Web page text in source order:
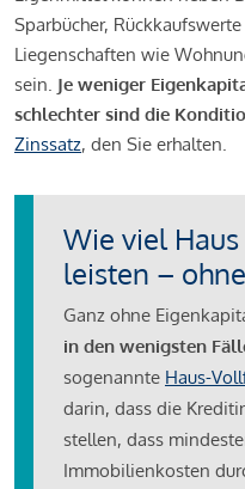
Sparbücher,
Liegenschaften wie
sein. Je weniger
schlechter sind die
Zinssatz, den Sie erhalten.
Wie viel
leisten –
Ganz ohne
in den wenigsten
sogenannte Haus-
darin, dass die
stellen, dass
Immobilienkosten